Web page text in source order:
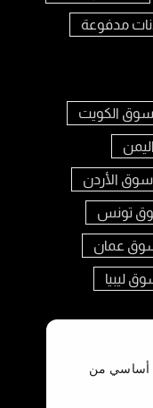
مدفوعة
سوق الكويت
سوق الأردن
تونس
عمان
ليبيا
أساسي من